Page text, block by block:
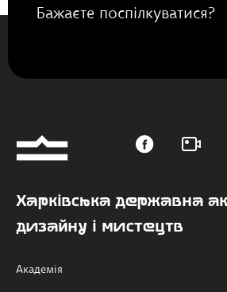
Бажаєте поспілкуватися?
Харківська державна
дизайну і мистецтв
Академія